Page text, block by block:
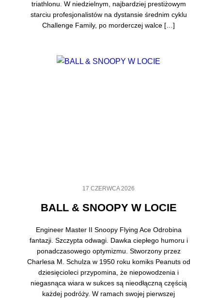
triathlonu. W niedzielnym, najbardziej prestiżowym
starciu profesjonalistów na dystansie średnim cyklu
Challenge Family, po morderczej walce […]
17 CZERWCA 2026
BALL & SNOOPY W LOCIE
Engineer Master II Snoopy Flying Ace Odrobina
fantazji. Szczypta odwagi. Dawka ciepłego humoru i
ponadczasowego optymizmu. Stworzony przez
Charlesa M. Schulza w 1950 roku komiks Peanuts od
dziesięcioleci przypomina, że niepowodzenia i
niegasnąca wiara w sukces są nieodłączną częścią
każdej podróży. W ramach swojej pierwszej